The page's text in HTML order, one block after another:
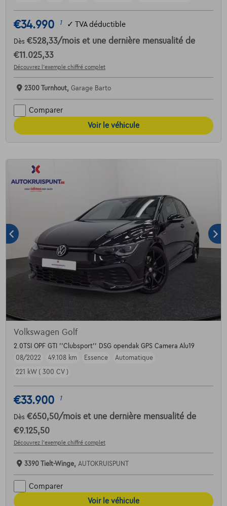
€34.990 1 ✓ TVA déductible
Dès €528,33/mois et une dernière mensualité de
€11.025,33
Découvrez l’exemple chiffré complet
2300 Turnhout, Garage Barto
Comparer
Voir le véhicule
Volkswagen Golf
2.0TSI OPF GTI ''Clubsport'' DSG opendak GPS Camera Alu19
08/2022
49.108 km Essence
Automatique
221 kW ( 300 CV )
€33.900 1
Dès €650,50/mois et une dernière mensualité de
€9.125,50
Découvrez l’exemple chiffré complet
3390 Tielt-Winge, AUTOKRUISPUNT
Comparer
Voir le véhicule